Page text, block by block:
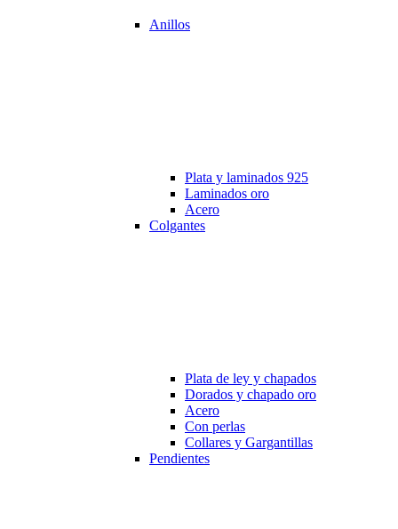
Anillos
Plata y laminados 925
Laminados oro
Acero
Colgantes
Plata de ley y chapados
Dorados y chapado oro
Acero
Con perlas
Collares y Gargantillas
Pendientes